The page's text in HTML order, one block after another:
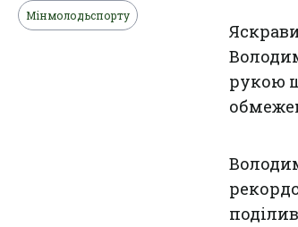
Мінмолодьспорту
рукою